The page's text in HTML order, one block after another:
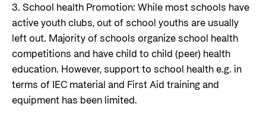
3. School health Promotion: While most schools have
active youth clubs, out of school youths are usually
left out. Majority of schools organize school health
competitions and have child to child (peer) health
education. However, support to school health e.g. in
terms of IEC material and First Aid training and
equipment has been limited.